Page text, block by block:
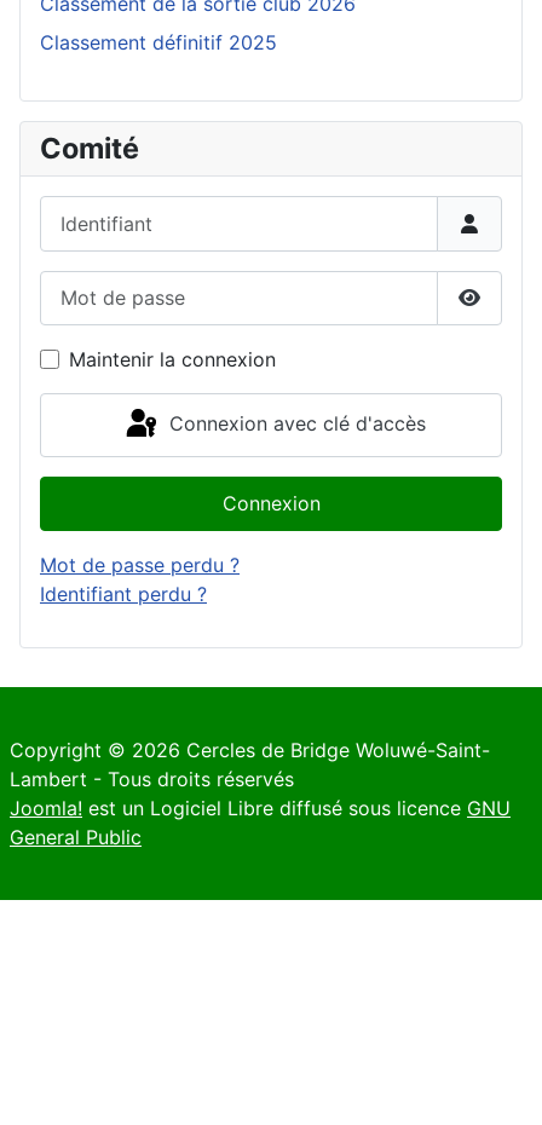
Classement définitif 2025
Comité
Maintenir la connexion
Connexion avec clé d'accès
Connexion
Mot de passe perdu ?
Identifiant perdu ?
Copyright © 2026 Cercles de Bridge Woluwé-Saint-
Lambert - Tous droits réservés
Joomla! est un Logiciel Libre diffusé sous licence GNU
General Public